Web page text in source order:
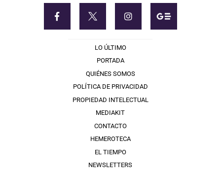
LO ÚLTIMO
PORTADA
QUIÉNES SOMOS
POLÍTICA DE PRIVACIDAD
PROPIEDAD INTELECTUAL
MEDIAKIT
CONTACTO
HEMEROTECA
EL TIEMPO
NEWSLETTERS